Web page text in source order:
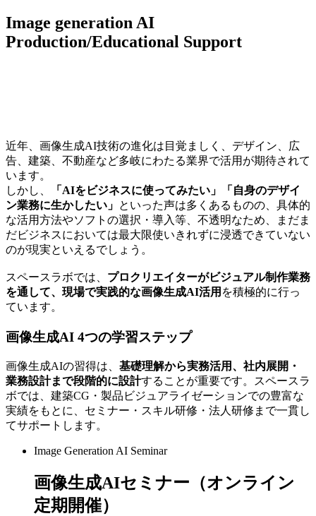
Image generation AI
Production/Educational Support
近年、画像生成AI技術の進化は目覚ましく、デザイン、広
告、建築、不動産など多岐にわたる業界で活用が期待されて
います。
しかし、
「AIをビジネスに使ってみたい」「自身のデザイ
ン業務に生かしたい」 といった声は多くあるものの、具体的
な活用方法やソフトの選択・導入等、不透明なため、まだま
だビジネスにおいては最大限使いきれずに浸透できていない
のが現実といえるでしょう。
スペースラボでは、 プロクリエイターがビジュアル制作業務
を通して、現場で実践的な画像生成AI活用 を積極的に行っ
ています。
画像生成AI 4つの学習ステップ
画像生成AIの習得は、 基礎理解から実務活用、社内展開・
業務設計まで段階的に設計することが重要です。スペースラ
ボでは、建築CG・製品ビジュアライゼーションでの豊富な
実績をもとに、セミナー・スキル研修・法人研修まで一貫し
てサポートします。
Image Generation AI Seminar
画像生成AIセミナー（オンライン
定期開催）